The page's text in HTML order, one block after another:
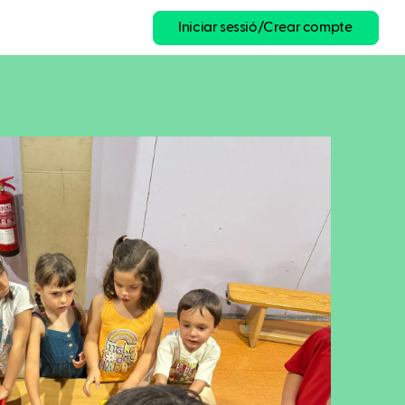
Iniciar sessió/Crear compte